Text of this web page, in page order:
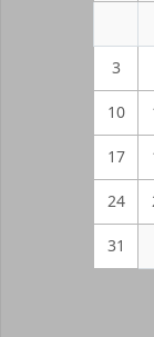
3
10
17
24
31